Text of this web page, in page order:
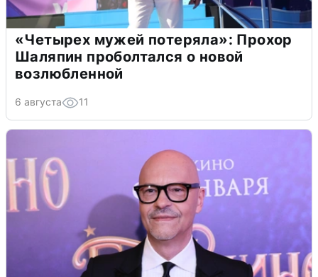
«Четырех мужей потеряла»: Прохор
Шаляпин проболтался о новой
возлюбленной
6 августа 11